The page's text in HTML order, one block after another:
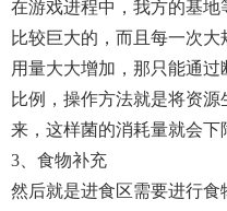
在游戏进程中，我方的基
比较巨大的，而且每一次
用量大大增加，那只能通
比例，操作方法就是将资
来，这样菌的消耗量就会下
3、食物补充
然后就是进食区需要进行